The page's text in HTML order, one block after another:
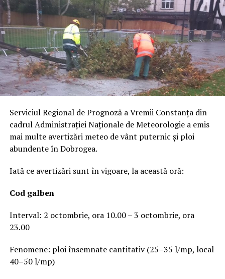
Serviciul Regional de Prognoză a Vremii Constanța din
cadrul Administrației Naționale de Meteorologie a emis
mai multe avertizări meteo de vânt puternic și ploi
abundente în Dobrogea.
Iată ce avertizări sunt în vigoare, la această oră:
Cod galben
Interval: 2 octombrie, ora 10.00 – 3 octombrie, ora
23.00
Fenomene: ploi însemnate cantitativ (25–35 l/mp, local
40–50 l/mp)